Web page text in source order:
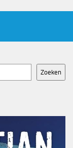
Zoeken